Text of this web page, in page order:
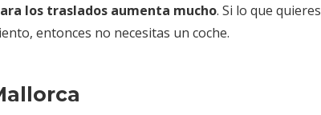
los traslados aumenta mucho. Si lo que quieres
entonces no necesitas un coche.